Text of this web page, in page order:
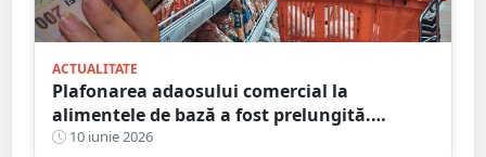
ACTUALITATE
Plafonarea adaosului comercial la
alimentele de bază a fost prelungită.
Produsele vizate
10 iunie 2026